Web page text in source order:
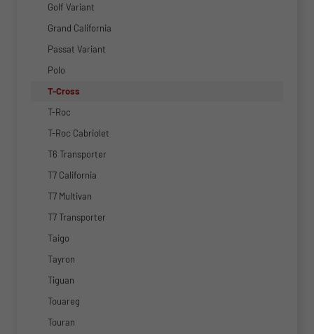
Golf Variant
Grand California
Passat Variant
Polo
T-Cross
T-Roc
T-Roc Cabriolet
T6 Transporter
T7 California
T7 Multivan
T7 Transporter
Taigo
Tayron
Tiguan
Touareg
Touran